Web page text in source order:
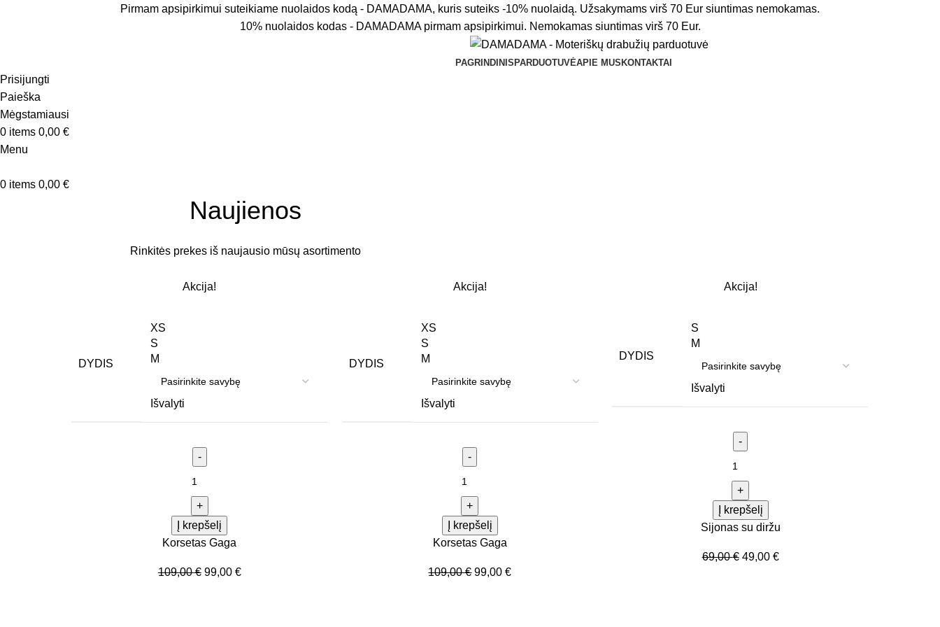
Pirmam apsipirkimui suteikiame nuolaidos kodą - DAMADAMA, kuris suteiks -10% nuolaidą. Užsakymams virš 70 Eur siuntimas nemokamas.
10% nuolaidos kodas - DAMADAMA pirmam apsipirkimui. Nemokamas siuntimas virš 70 Eur.
PAGRINDINIS PARDUOTUVĖAPIE MUS KONTAKTAI
Prisijungti
Paieška
Mėgstamiausi
0 items 0,00 €
Menu
0 items 0,00 €
Naujienos
Rinkitės prekes iš naujausio mūsų asortimento
Akcija!
DYDIS
XS
S
M
Išvalyti
Į krepšelį
Korsetas Gaga
109,00€ 99,00 €
Akcija!
DYDIS
XS
S
M
Išvalyti
Į krepšelį
Korsetas Gaga
109,00€ 99,00€
Akcija!
DYDIS
S
M
Išvalyti
Į krepšelį
Sijonas su diržu
69,00€ 49,00 €